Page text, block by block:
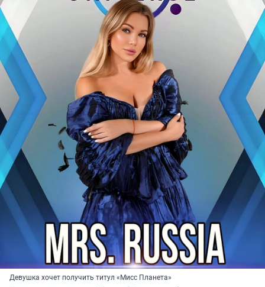
Девушка хочет получить титул «Мисс Планета»